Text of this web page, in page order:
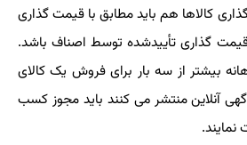
کالاها هم باید مطابق با قیمت گذاری
در سامانه ۱۲۴ یا قیمت گذاری تأییدشده توسط اصناف باشد.
بیشتر از سه بار برای فروش یک کالای
آنلاین منتشر می کنند باید مجوز کسب
نمایند.